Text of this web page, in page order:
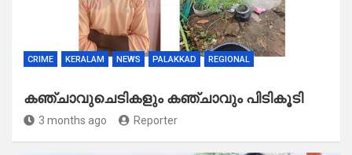
CRIME KERALAM NEWS PALAKKAD REGIONAL
കഞ്ചാവുചെടികളും കഞ്ചാവും പിടികൂടി
3 months ago Reporter